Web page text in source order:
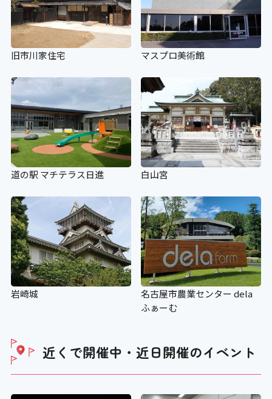
旧市川家住宅 マスプロ美術館
道の駅 マチテラス日進 白山宮
岩崎城
名古屋市農業センター dela
ふぁーむ
近くで開催中・近日開催のイベント